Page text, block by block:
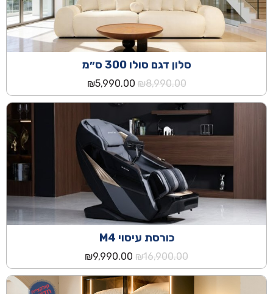
סלון דגם סולו 300 ס״מ
₪8,990.00
המחיר
המקורי
היה:
₪8,990.00.
₪5,990.00
הנוכחי
הוא:
₪5,990.00.
כורסת עיסוי M4
₪16,900.00
המחיר
המקורי
היה:
₪16,900.00.
₪9,990.00
הנוכחי
הוא:
₪9,990.00.